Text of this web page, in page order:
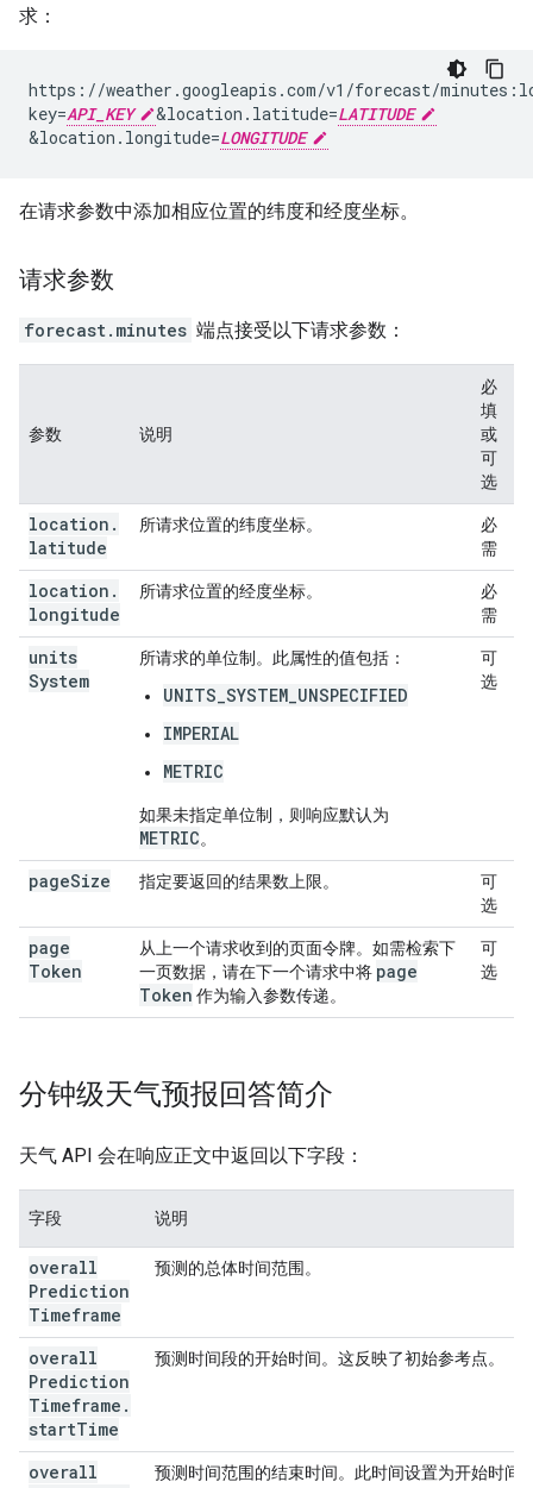
求：
https://weather.googleapis.com/v1/forecast/
key=API_KEY &location.latitude=LATITUDE
&location.longitude=LONGITUDE
在请求参数中添加相应位置的纬度和经度坐标。
请求参数
forecast.minutes 端点接受以下请求参数：
参数 说明
必
填
或
可
选
location .
latitude
所请求位置的纬度坐标。
必
需
location .
longitude
所请求位置的经度坐标。
必
需
units
System
所请求的单位制。此属性的值包括：
UNITS_SYSTEM_UNSPECIFIED
IMPERIAL
METRIC
如果未指定单位制，则响应默认为
METRIC。
可
选
pageSize 指定要返回的结果数上限。
可
选
page
Token
从上一个请求收到的页面令牌。如需检索下
一页数据，请在下一个请求中将 page
Token 作为输入参数传递。
可
选
分钟级天气预报回答简介
天气 API 会在响应正文中返回以下字段：
字段 说明
overall
Prediction
Timeframe
预测的总体时间范围。
overall
Prediction
Timeframe .
startTime
预测时间段的开始时间。这反映了初始参考点。
overall
预测时间范围的结束时间。此时间设置为开始时间